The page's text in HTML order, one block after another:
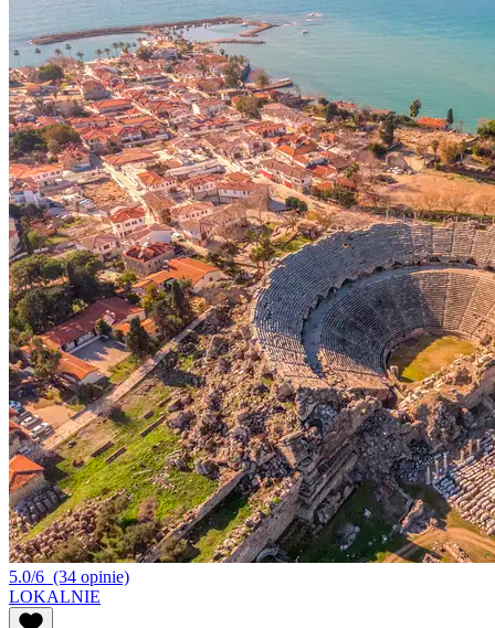
5.0/6 (34 opinie)
LOKALNIE